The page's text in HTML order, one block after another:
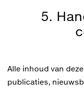
5.
Alle inhoud van
publicaties,